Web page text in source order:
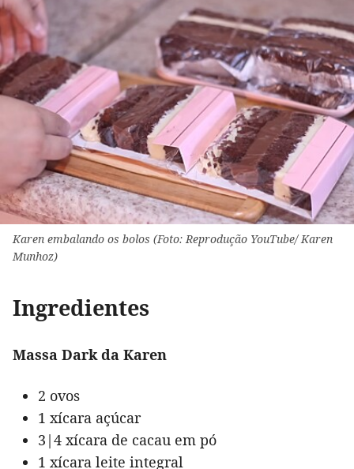
Karen embalando os bolos (Foto: Reprodução YouTube/ Karen
Munhoz)
Ingredientes
Massa Dark da Karen
2 ovos
1 xícara açúcar
3|4 xícara de cacau em pó
1 xícara leite integral